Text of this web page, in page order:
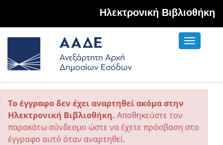
Hλεκτρονική Βιβλιοθήκη
Toggle
Το έγγραφο δεν έχει αναρτηθεί ακόμα στην
Ηλεκτρονική Βιβλιοθήκη. Αποθηκεύστε τον
παρακάτω σύνδεσμο ώστε να έχετε πρόσβαση στο
έγγραφο αυτό όταν αναρτηθεί.